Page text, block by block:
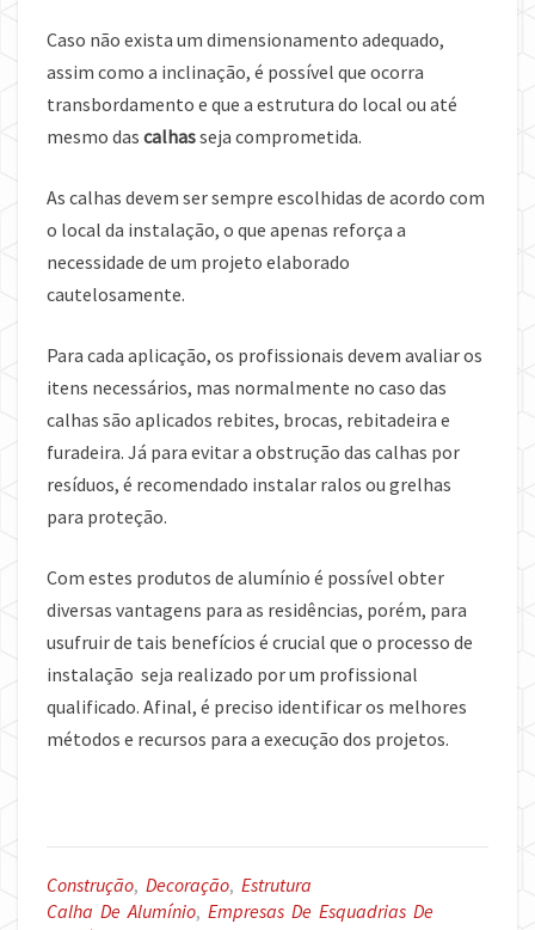
Caso não exista um dimensionamento adequado,
assim como a inclinação, é possível que ocorra
transbordamento e que a estrutura do local ou até
mesmo das calhasseja comprometida.
As calhas devem ser sempre escolhidas de acordo com
o local da instalação, o que apenas reforça a
necessidade de um projeto elaborado
cautelosamente.
Para cada aplicação, os profissionais devem avaliar os
itens necessários, mas normalmente no caso das
calhas são aplicados rebites, brocas, rebitadeira e
furadeira. Já para evitar a obstrução das calhas por
resíduos, é recomendado instalar ralos ou grelhas
para proteção.
Com estes produtos de alumínio é possível obter
diversas vantagens para as residências, porém, para
usufruir de tais benefícios é crucial que o processo de
instalação seja realizado por um profissional
qualificado. Afinal, é preciso identificar os melhores
métodos e recursos para a execução dos projetos.
Construção, Decoração, Estrutura
Calha De Alumínio, Empresas De Esquadrias De